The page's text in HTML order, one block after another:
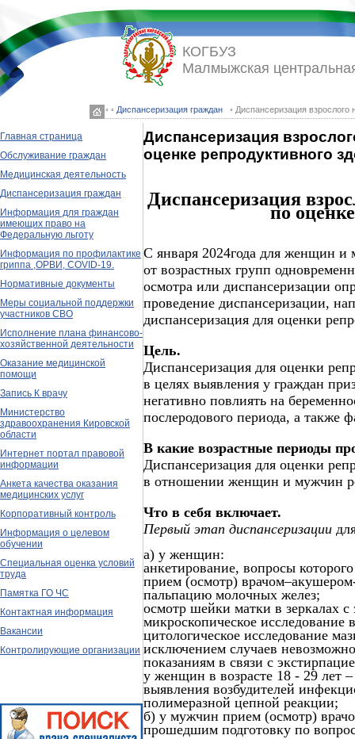
◦ ◦ Диспансеризация граждан ◦ Диспансеризация взрослого
КОГБУЗ
Малмыжская
Главная страница
Обслуживание граждан
Медицинская деятельность
Диспансеризация граждан
Информация для граждан
имеющих право на
Федеральную льготу
Информация по профилактике
гриппа ,ОРВИ, COVID-19.
Нормативные документы
Меры социальной поддержки
участников СВО
Исполнение плана финансово-
хозяйственной деятельности
Оказание медицинской
помощи
Запись К врачу
Министерство
здравоохранения Кировской
области
Интернет портал правовой
информации
Анкета качества оказания
медицинских услуг
Корпоративный контроль
Информация о целевом
обучении
Специальная оценка условий
труда
Памятка ГО ЧС
Контактная информация
Вакансии
Контролирующие организации
Диспансеризация
оценке репродуктивного
Диспансеризация
по
С января 2024года для женщин и
от возрастных групп
осмотра или диспансеризации
проведение диспансеризации,
диспансеризация для оценки
Цель.
Диспансеризация для оценки
в целях выявления у граждан
негативно повлиять на
послеродового периода, а также
В какие возрастные периоды
Диспансеризация для оценки
в отношении женщин и мужчин
Что в себя включает.
Первый этап диспансеризации
а) у женщин:
анкетирование, вопросы
прием (осмотр)
пальпацию молочных желез;
осмотр шейки матки в зеркалах с
микроскопическое исследование
цитологическое исследование
исключением случаев
показаниям в связи с
у женщин в возрасте 18 - 29 лет
выявления возбудителей
полимеразной цепной реакции;
б) у мужчин прием (осмотр)
прошедшим подготовку по